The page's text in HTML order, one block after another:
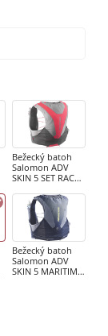
Bežecký batoh
Salomon ADV
SKIN 5 SET RACE
CASTELROCK/ALL
OY/NEON FLA
Bežecký batoh
Salomon ADV
SKIN 5 MARITIME